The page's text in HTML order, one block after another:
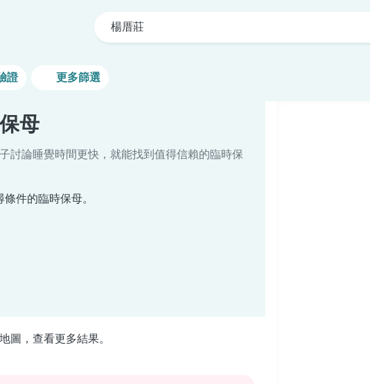
楊厝莊
證 更多篩選
母
討論睡覺時間更快，就能找到值得信賴的臨時保
件的臨時保母。
圖，查看更多結果。